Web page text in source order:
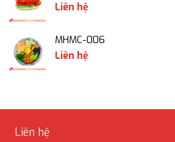
Liên hệ
MHMC-006
Liên hệ
Liên hệ